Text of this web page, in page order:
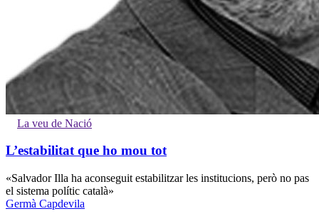
La veu de Nació
L’estabilitat que ho mou tot
«Salvador Illa ha aconseguit estabilitzar les institucions, però no pas
el sistema polític català»
Germà Capdevila